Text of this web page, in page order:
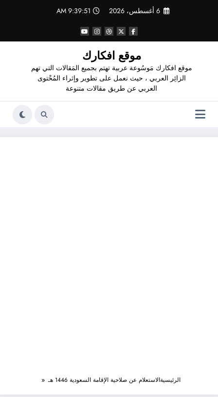
6 أغسطس، 2026 9:39:52 AM
موقع افكارك
موقع افكارك مَوسُوعة عربية تهتم بجميع المَقالات التي تهم
الزائِر العربي ، حيث نعمل على تطوير وإثراء المُحْتوى
العربي عن طريق مقالات متنوعة
الرئيسيةالاستعلام عن صلاحية الإقامة السعودية 1446 هـ